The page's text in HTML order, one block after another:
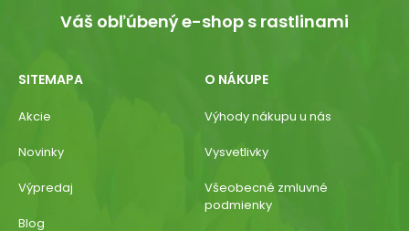
Váš obľúbený e-shop s rastlinami
SITEMAPA
Akcie
Novinky
Výpredaj
Blog
O NÁKUPE
Výhody nákupu u nás
Vysvetlivky
Všeobecné zmluvné
podmienky